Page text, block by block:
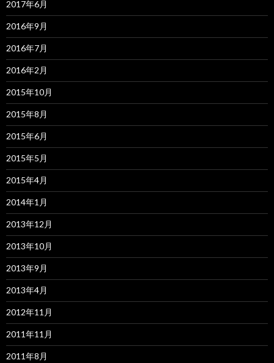
2017年6月
2016年9月
2016年7月
2016年2月
2015年10月
2015年8月
2015年6月
2015年5月
2015年4月
2014年1月
2013年12月
2013年10月
2013年9月
2013年4月
2012年11月
2011年11月
2011年8月